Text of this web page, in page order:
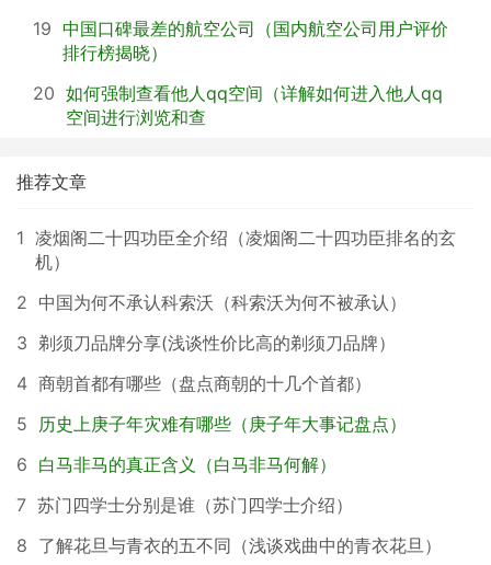
19 中国口碑最差的航空公司（国内航空公司用户评价
排行榜揭晓）
20 如何强制查看他人qq空间（详解如何进入他人qq
空间进行浏览和查
推荐文章
1 凌烟阁二十四功臣全介绍（凌烟阁二十四功臣排名的玄
机）
2 中国为何不承认科索沃（科索沃为何不被承认）
3 剃须刀品牌分享(浅谈性价比高的剃须刀品牌）
4 商朝首都有哪些（盘点商朝的十几个首都）
5
历史上庚子年灾难有哪些（庚子年大事记盘点）
6 白马非马的真正含义（白马非马何解）
7 苏门四学士分别是谁（苏门四学士介绍）
8 了解花旦与青衣的五不同（浅谈戏曲中的青衣花旦）